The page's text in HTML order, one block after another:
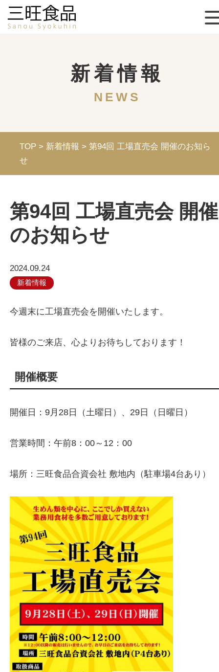
新着情報
NEWS
TOP > 新着情報 > 第94回 工場直売会 開催のお知ら
せ
第94回 工場直売会 開催
のお知らせ
2024.09.24
新着情報
今週末に工場直売会を開催いたします。
皆様のご来店、心よりお待ちしております！
開催概要
開催日：9月28日（土曜日）、29日（日曜日）
営業時間：午前8：00～12：00
場所：三旺食品合資会社 敷地内（駐車場4台あり）